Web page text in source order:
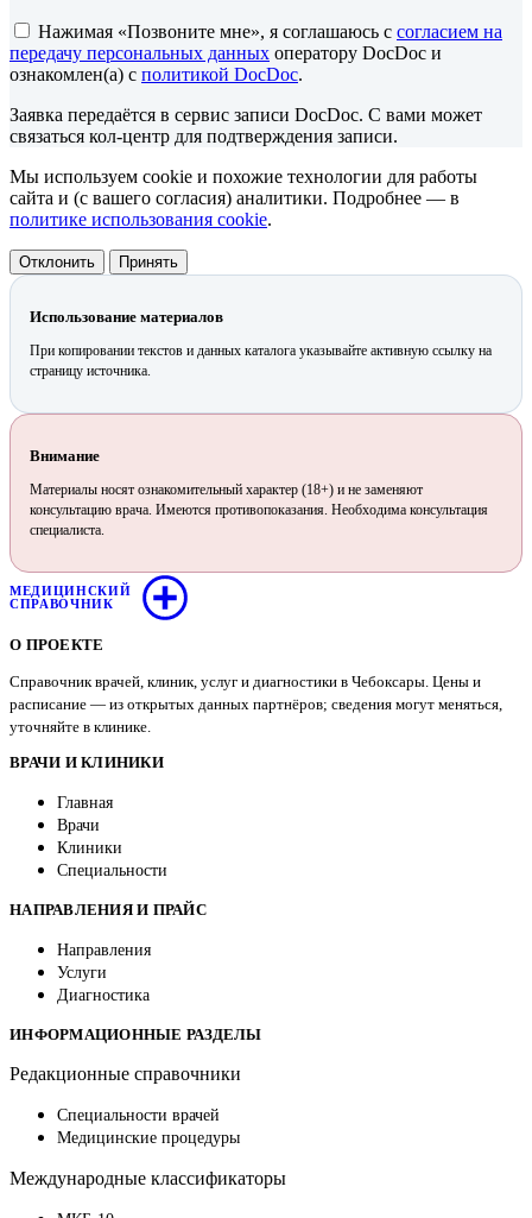
Нажимая «Позвоните мне», я соглашаюсь с согласием на
передачу персональных данных оператору DocDoc и
ознакомлен(а) с политикой DocDoc.
Заявка передаётся в сервис записи DocDoc. С вами может
связаться кол-центр для подтверждения записи.
Мы используем cookie и похожие технологии для работы
сайта и (с вашего согласия) аналитики. Подробнее — в
политике использования cookie.
Отклонить Принять
Использование материалов
При копировании текстов и данных каталога указывайте активную ссылку на
страницу источника.
Внимание
Материалы носят ознакомительный характер (18+) и не заменяют
консультацию врача. Имеются противопоказания. Необходима консультация
специалиста.
МЕДИЦИНСКИЙ
СПРАВОЧНИК
О ПРОЕКТЕ
Справочник врачей, клиник, услуг и диагностики в Чебоксары. Цены и
расписание — из открытых данных партнёров; сведения могут меняться,
уточняйте в клинике.
ВРАЧИ И КЛИНИКИ
Главная
Врачи
Клиники
Специальности
НАПРАВЛЕНИЯ И ПРАЙС
Направления
Услуги
Диагностика
ИНФОРМАЦИОННЫЕ РАЗДЕЛЫ
Редакционные справочники
Специальности врачей
Медицинские процедуры
Международные классификаторы